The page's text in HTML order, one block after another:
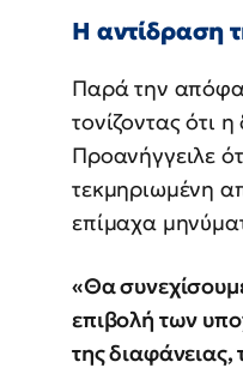
Η αντίδραση
Παρά την
τονίζοντας ότι
Προανήγγειλε
τεκμηριωμένη
επίμαχα
«Θα
επιβολή των
της διαφάνειας,